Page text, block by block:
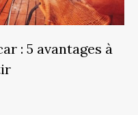
: 5 avantages à